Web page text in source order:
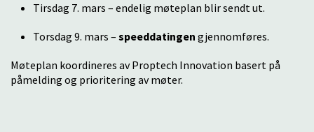
Tirsdag 7. mars – endelig møteplan blir sendt ut.
Torsdag 9. mars – speeddatingen gjennomføres.
Møteplan koordineres av Proptech Innovation basert på
påmelding og prioritering av møter.